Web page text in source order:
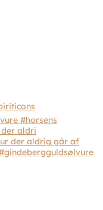
der aldri